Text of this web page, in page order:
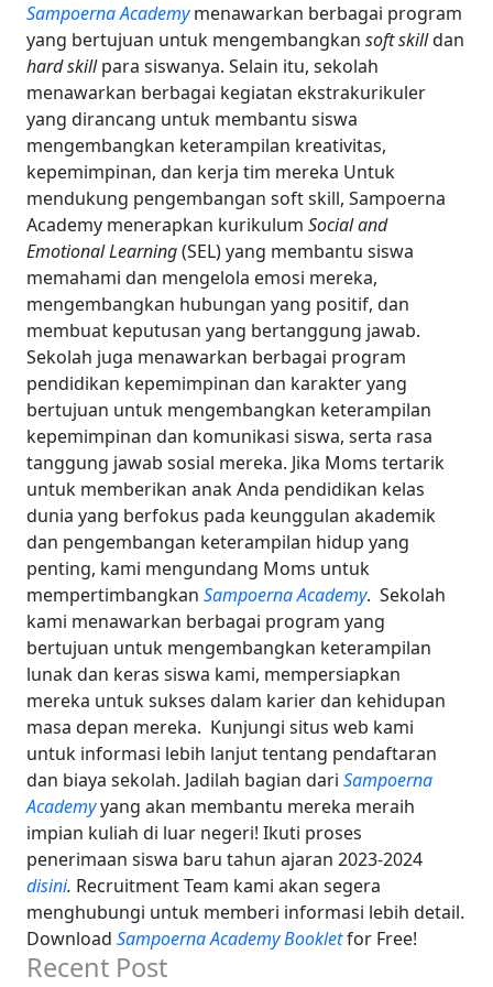
Sampoerna Academymenawarkan berbagai program
yang bertujuan untuk mengembangkan soft skilldan
hard skillpara siswanya. Selain itu, sekolah
menawarkan berbagai kegiatan ekstrakurikuler
yang dirancang untuk membantu siswa
mengembangkan keterampilan kreativitas,
kepemimpinan, dan kerja tim mereka Untuk
mendukung pengembangan soft skill, Sampoerna
Academy menerapkan kurikulum Social and
Emotional Learning(SEL) yang membantu siswa
memahami dan mengelola emosi mereka,
mengembangkan hubungan yang positif, dan
membuat keputusan yang bertanggung jawab.
Sekolah juga menawarkan berbagai program
pendidikan kepemimpinan dan karakter yang
bertujuan untuk mengembangkan keterampilan
kepemimpinan dan komunikasi siswa, serta rasa
tanggung jawab sosial mereka. Jika Moms tertarik
untuk memberikan anak Anda pendidikan kelas
dunia yang berfokus pada keunggulan akademik
dan pengembangan keterampilan hidup yang
penting, kami mengundang Moms untuk
mempertimbangkan Sampoerna Academy. Sekolah
kami menawarkan berbagai program yang
bertujuan untuk mengembangkan keterampilan
lunak dan keras siswa kami, mempersiapkan
mereka untuk sukses dalam karier dan kehidupan
masa depan mereka. Kunjungi situs web kami
untuk informasi lebih lanjut tentang pendaftaran
dan biaya sekolah. Jadilah bagian dari Sampoerna
Academyyang akan membantu mereka meraih
impian kuliah di luar negeri! Ikuti proses
penerimaan siswa baru tahun ajaran 2023-2024
disini. Recruitment Team kami akan segera
menghubungi untuk memberi informasi lebih detail.
Download Sampoerna Academy Bookletfor Free!
Recent Post